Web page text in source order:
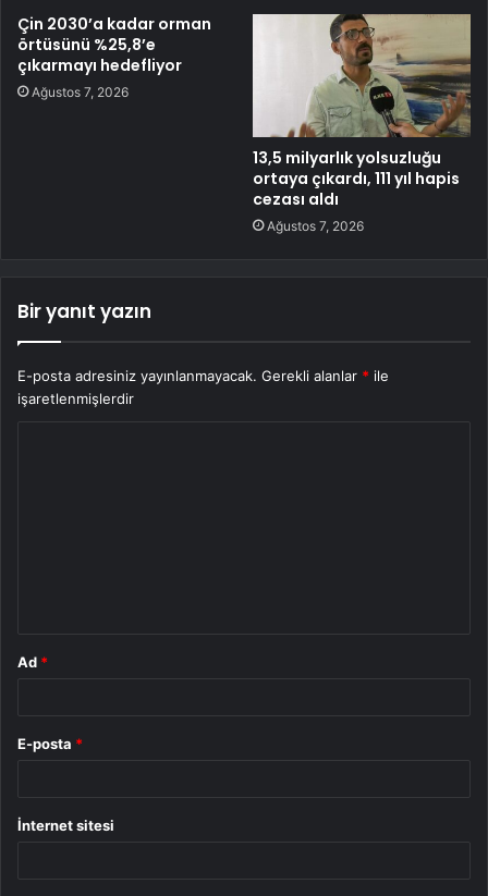
Çin 2030’a kadar orman
örtüsünü %25,8’e
çıkarmayı hedefliyor
Ağustos 7, 2026
13,5 milyarlık yolsuzluğu
ortaya çıkardı, 111 yıl hapis
cezası aldı
Ağustos 7, 2026
Bir yanıt yazın
E-posta adresiniz yayınlanmayacak. Gerekli alanlar * ile
işaretlenmişlerdir
Ad *
E-posta *
İnternet sitesi